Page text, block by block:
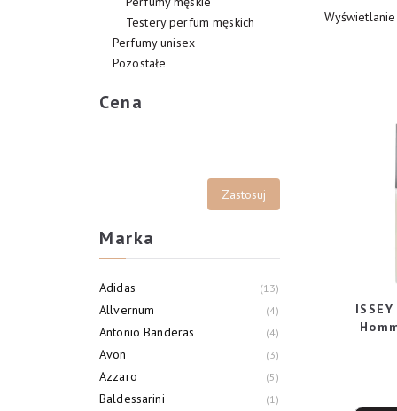
Testery perfum męskich
Perfumy unisex
Pozostałe
Cena
Marka
Adidas 13
Allvernum 4
Antonio Banderas 4
Avon 3
Azzaro 5
Baldessarini 1